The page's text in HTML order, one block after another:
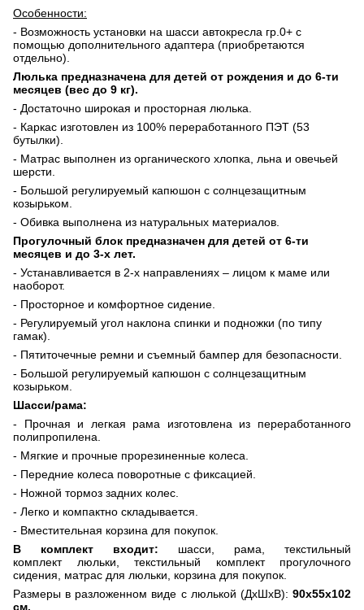
Особенности:
- Возможность установки на шасси автокресла гр.0+ с
помощью дополнительного адаптера (приобретаются
отдельно).
Люлька предназначена для детей от рождения и до 6-ти
месяцев (вес до 9 кг).
- Достаточно широкая и просторная люлька.
- Каркас изготовлен из 100% переработанного ПЭТ (53
бутылки).
- Матрас выполнен из органического хлопка, льна и овечьей
шерсти.
- Большой регулируемый капюшон с солнцезащитным
козырьком.
- Обивка выполнена из натуральных материалов.
Прогулочный блок предназначен для детей от 6-ти
месяцев и до 3-х лет.
- Устанавливается в 2-х направлениях – лицом к маме или
наоборот.
- Просторное и комфортное сидение.
- Регулируемый угол наклона спинки и подножки (по типу
гамак).
- Пятиточечные ремни и съемный бампер для безопасности.
- Большой регулируемый капюшон с солнцезащитным
козырьком.
Шасси/рама:
- Прочная и легкая рама изготовлена из переработанного
полипропилена.
- Мягкие и прочные прорезиненные колеса.
- Передние колеса поворотные с фиксацией.
- Ножной тормоз задних колес.
- Легко и компактно складывается.
- Вместительная корзина для покупок.
В комплект входит: шасси, рама, текстильный
комплект люльки, текстильный комплект прогулочного
сидения, матрас для люльки , корзина для покупок.
Размеры в разложенном виде с люлькой (ДхШхВ): 90х55х102
см.